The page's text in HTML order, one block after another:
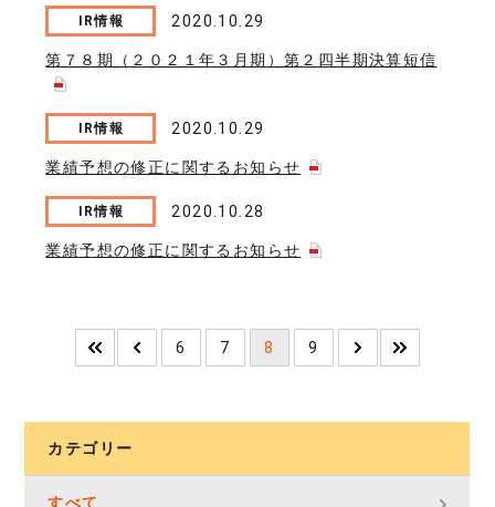
IR情報 2020.10.29
第７８期（２０２１年３月期）第２四半期決算短信
IR情報 2020.10.29
業績予想の修正に関するお知らせ
IR情報 2020.10.28
業績予想の修正に関するお知らせ
6 7 8 9
カテゴリー
すべて